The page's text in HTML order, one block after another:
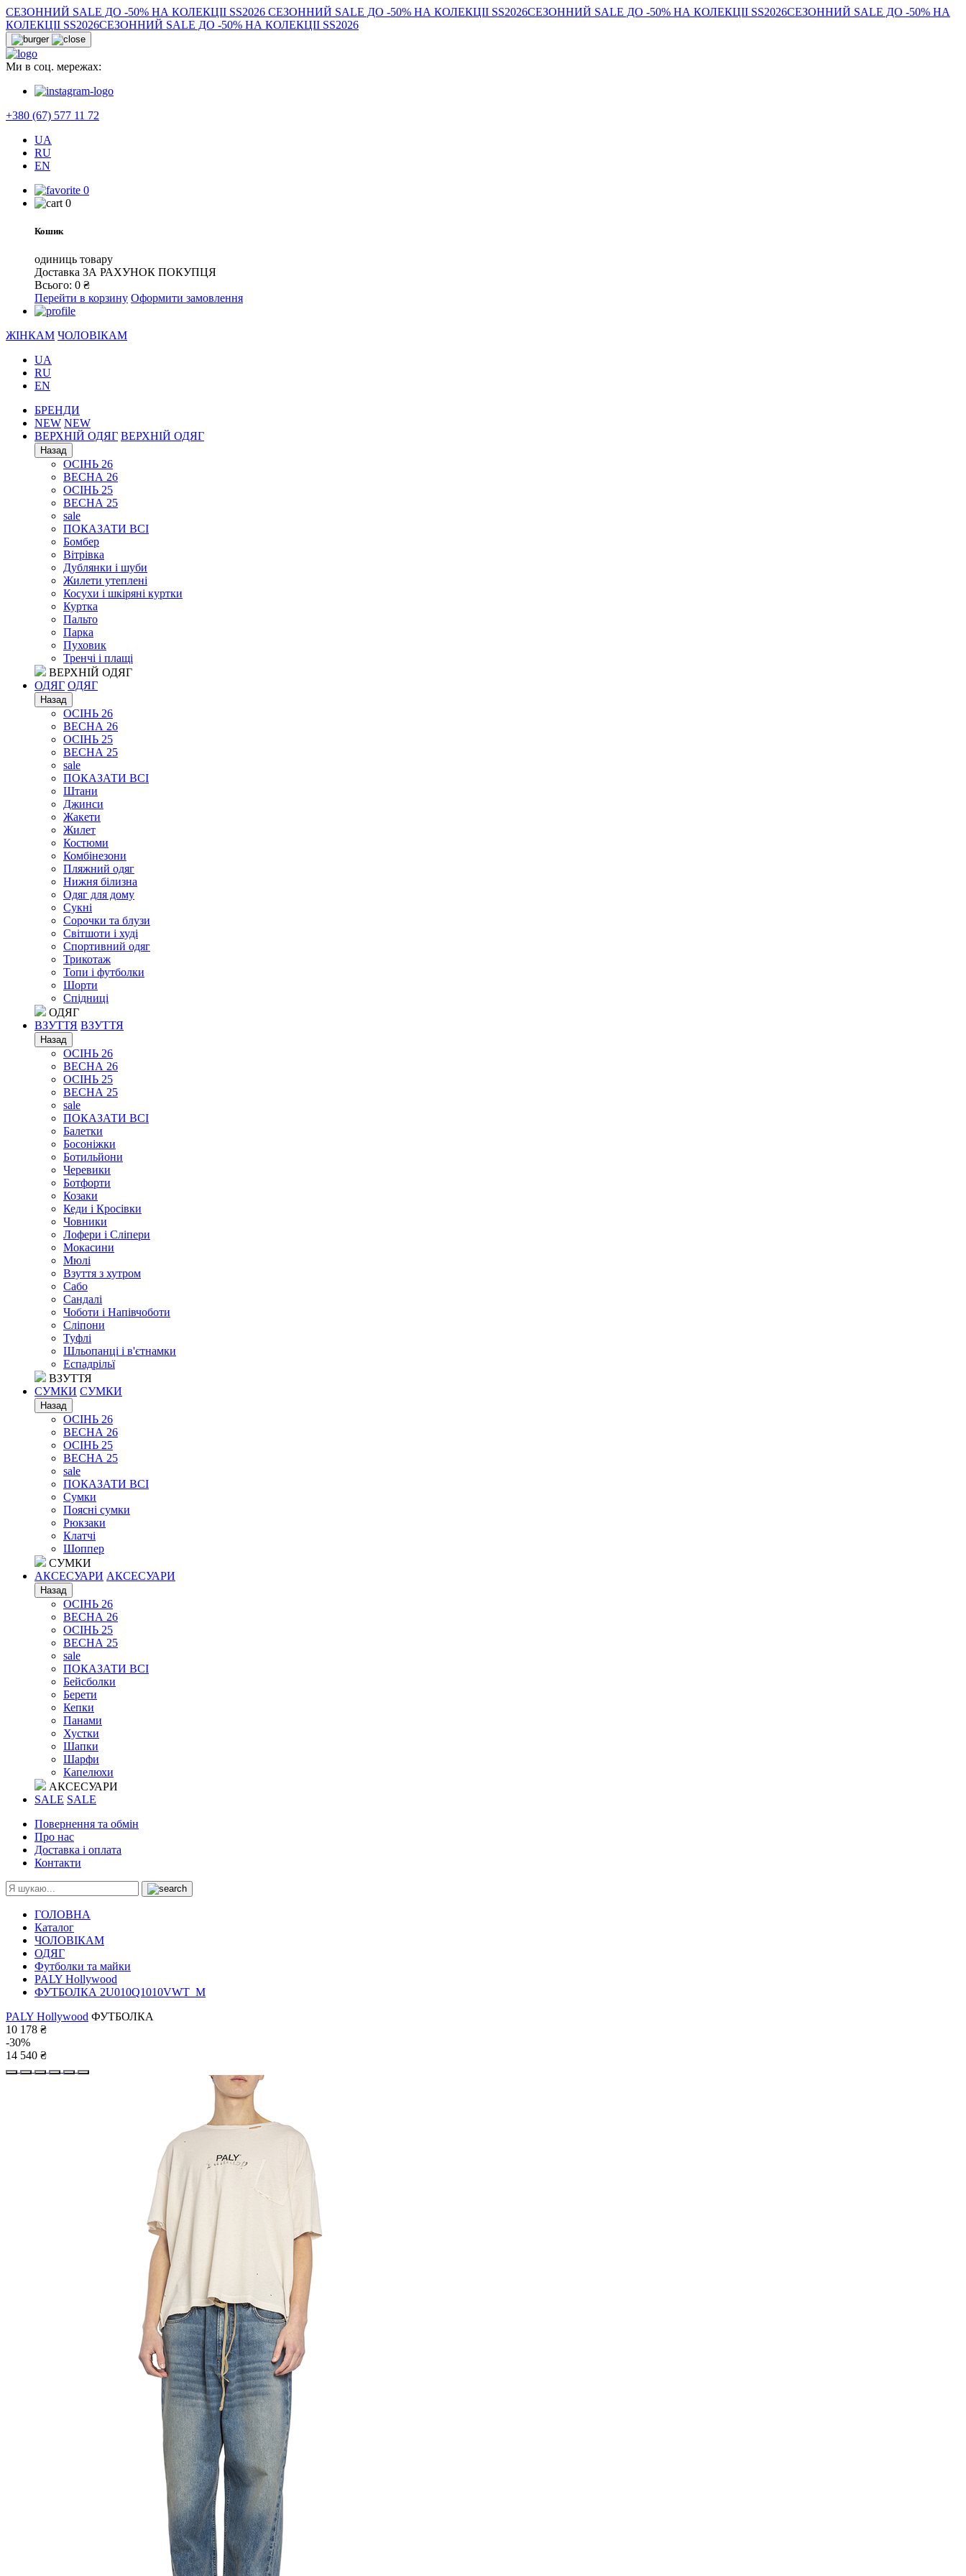
СЕЗОННИЙ SALE ДО -50% НА КОЛЕКЦІІ SS2026 СЕЗОННИЙ SALE ДО -50% НА КОЛЕКЦІІ SS2026СЕЗОННИЙ SALE ДО -50% НА КОЛЕКЦІІ SS2026СЕЗОННИЙ SALE ДО -50% НА
КОЛЕКЦІІ SS2026СЕЗОННИЙ SALE ДО -50% НА КОЛЕКЦІІ SS2026
Ми в соц. мережах:
+380 (67) 577 11 72
UA
RU
EN
0
0
Кошик
одиниць товару
Доставка ЗА РАХУНОК ПОКУПЦЯ
Всього: 0 ₴
Перейти в корзину Оформити замовлення
ЖІНКАМ ЧОЛОВІКАМ
UA
RU
EN
БРЕНДИ
NEW NEW
ВЕРХНІЙ ОДЯГ ВЕРХНІЙ ОДЯГ
Назад
ОСІНЬ 26
ВЕСНА 26
ОСІНЬ 25
ВЕСНА 25
sale
ПОКАЗАТИ ВСІ
Бомбер
Вітрівка
Дублянки і шуби
Жилети утеплені
Косухи і шкіряні куртки
Куртка
Пальто
Парка
Пуховик
Тренчі і плащі
ВЕРХНІЙ ОДЯГ
ОДЯГ ОДЯГ
Назад
ОСІНЬ 26
ВЕСНА 26
ОСІНЬ 25
ВЕСНА 25
sale
ПОКАЗАТИ ВСІ
Штани
Джинси
Жакети
Жилет
Костюми
Комбінезони
Пляжний одяг
Нижня білизна
Одяг для дому
Сукні
Сорочки та блузи
Світшоти і худі
Спортивний одяг
Трикотаж
Топи і футболки
Шорти
Спідниці
ОДЯГ
ВЗУТТЯ ВЗУТТЯ
Назад
ОСІНЬ 26
ВЕСНА 26
ОСІНЬ 25
ВЕСНА 25
sale
ПОКАЗАТИ ВСІ
Балетки
Босоніжки
Ботильйони
Черевики
Ботфорти
Козаки
Кеди і Кросівки
Човники
Лофери і Сліпери
Мокасини
Мюлі
Взуття з хутром
Сабо
Сандалі
Чоботи і Напівчоботи
Сліпони
Туфлі
Шльопанці і в'єтнамки
Еспадрільї
ВЗУТТЯ
СУМКИ СУМКИ
Назад
ОСІНЬ 26
ВЕСНА 26
ОСІНЬ 25
ВЕСНА 25
sale
ПОКАЗАТИ ВСІ
Сумки
Поясні сумки
Рюкзаки
Клатчі
Шоппер
СУМКИ
АКСЕСУАРИ АКСЕСУАРИ
Назад
ОСІНЬ 26
ВЕСНА 26
ОСІНЬ 25
ВЕСНА 25
sale
ПОКАЗАТИ ВСІ
Бейсболки
Берети
Кепки
Панами
Хустки
Шапки
Шарфи
Капелюхи
АКСЕСУАРИ
SALE SALE
Повернення та обмін
Про нас
Доставка і оплата
Контакти
ГОЛОВНА
Каталог
ЧОЛОВІКАМ
ОДЯГ
Футболки та майки
PALY Hollywood
ФУТБОЛКА 2U010Q1010VWT_M
PALY Hollywood ФУТБОЛКА
10 178 ₴
-30%
14 540 ₴